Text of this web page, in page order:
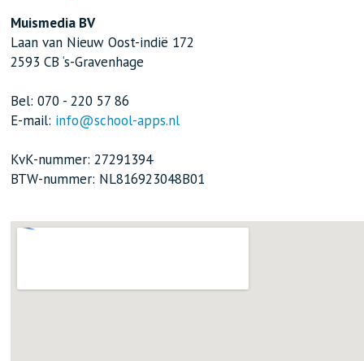
Muismedia BV
Laan van Nieuw Oost-indië 172
2593 CB ‘s-Gravenhage
Bel: 070 - 220 57 86
E-mail: info@school-apps.nl
KvK-nummer: 27291394
BTW-nummer: NL816923048B01